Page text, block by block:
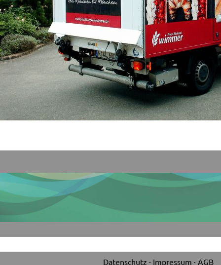
Datenschutz Impressum AGB